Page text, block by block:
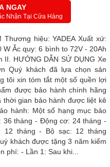
NGAY
Nhận Tại Cửa Hàng
Thương hiệu: YADEA Xuất xứ:
Ắc quy: 6 bình to 72V - 20Ah
II. HƯỚNG DẪN SỬ DỤNG Xe
Quý khách đã lựa chọn sản
tôi xin tóm tắt một số quền lợi
được bảo hành chính hãng
thời gian bảo hành được liệt kê
hành: Một số hạng mục bảo
36 tháng - Động cơ: 24 tháng -
12 tháng - Bộ sạc: 12 tháng
khách được tặng 3 năm kiểm
phí: - Lần 1: Sau khi...